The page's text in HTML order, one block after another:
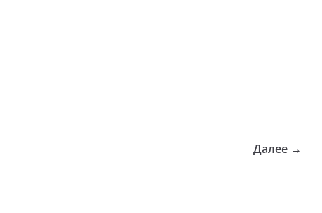
Далее →